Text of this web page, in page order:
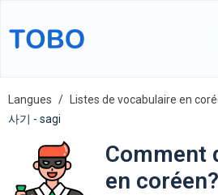
Langues Listes de vocabulaire en
사기 - sagi
Comment
en coréen?